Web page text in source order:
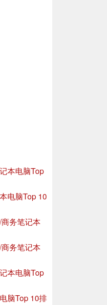
本电脑Top
电脑Top 10
务笔记本
务笔记本
本电脑Top
脑Top 10排